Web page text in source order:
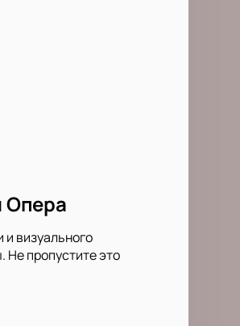
Опера
визуального
пропустите это